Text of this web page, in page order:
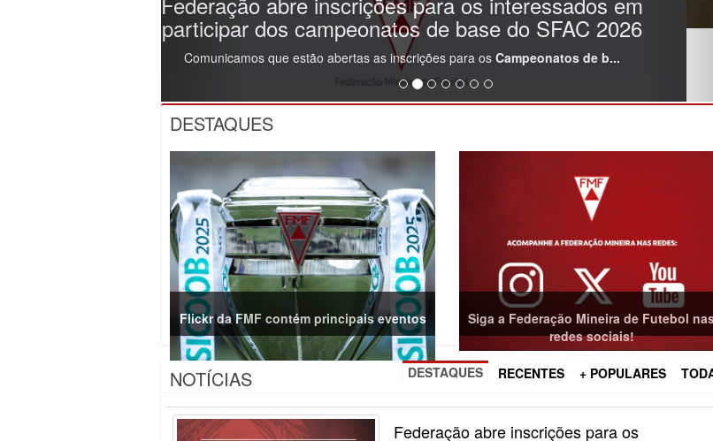
DESTAQUES
Flickr da FMF contém principais eventos
Siga a Federação Mineira de Futebol nas
+ POPULARES
RECENTES
DESTAQUES
NOTÍCIAS
Federação abre inscrições para os
interessados em participar dos campeonatos
osCampeonatos de base do SFAC (sub-20, sub-17 e